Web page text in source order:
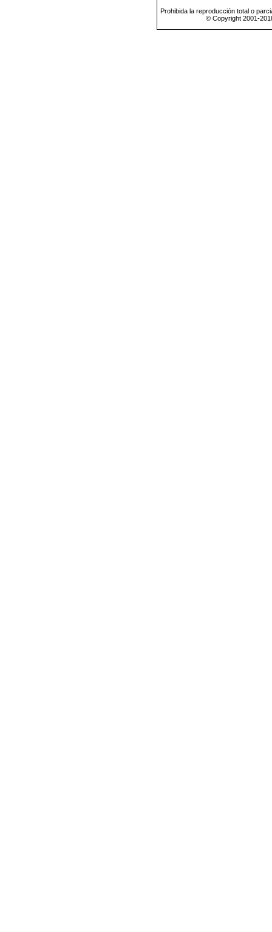
Prohibida la reproducción total o
© Copyright 2001-